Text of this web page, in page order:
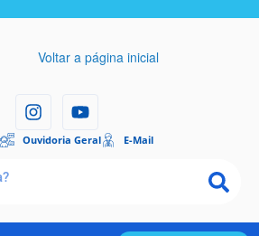
Ouvidoria Geral E-Mail